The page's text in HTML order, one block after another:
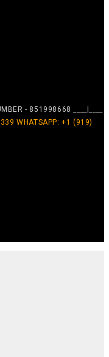
- 851998668 ____|____
WHATSAPP: +1 (919)